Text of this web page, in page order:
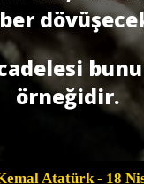
örneğidir.
Atatürk- 18